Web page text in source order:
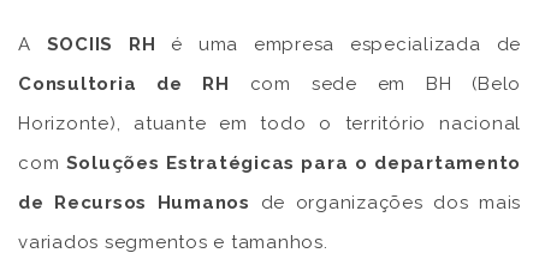
A SOCIIS RH
é uma empresa especializada de
Consultoria de RH com sede em BH (Belo
Horizonte), atuante em todo o território nacional
com Soluções Estratégicas para o departamento
de Recursos Humanos
de organizações dos mais
variados segmentos e tamanhos.